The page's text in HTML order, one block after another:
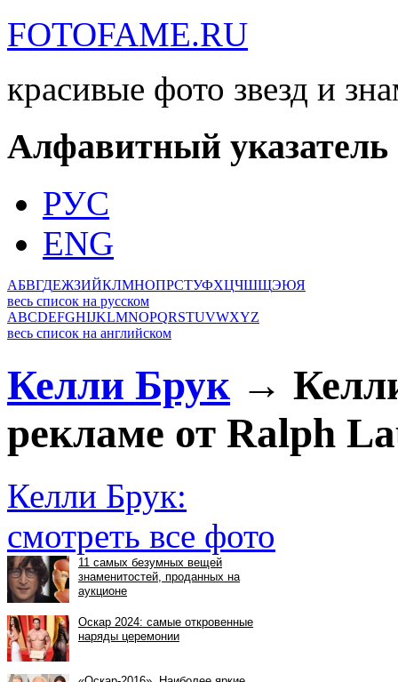
FOTOFAME.RU
красивые фото звезд и
Алфавитный указатель
РУС
ENG
АБВГДЕЖЗИЙКЛМНОПРСТУФХЦЧШЩЭЮЯ
весь список на русском
ABCDEFGHIJKLMNOPQRSTUVWXYZ
весь список на английском
Келли Брук →
рекламе от Ralph
Келли Брук:
смотреть все фото